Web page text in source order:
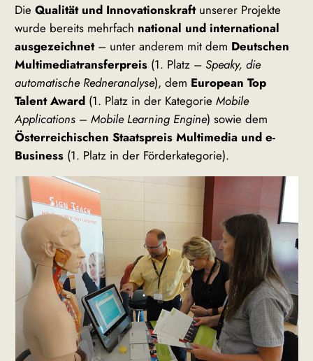
DieQualität und Innovationskraftunserer Projekte
wurde bereits mehrfach national und international
ausgezeichnet– unter anderem mit dem Deutschen
Multimediatransferpreis (1. Platz –Speaky, die
automatische Redneranalyse), dem European Top
Talent Award (1. Platz in der KategorieMobile
Applications –Mobile Learning Engine) sowie dem
Österreichischen Staatspreis Multimedia und e-
Business (1. Platz in der Förderkategorie).